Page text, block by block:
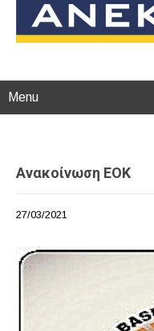
Menu
Ανακοίνωση ΕΟΚ
27/03/2021